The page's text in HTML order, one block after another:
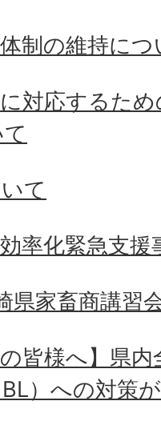
制の維持につ
対応するた
て
率化緊急支援
県家畜商講習
の皆様へ】県
）への対策